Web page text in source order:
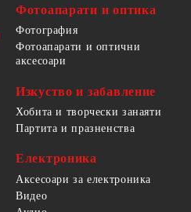
Фотоапарати и оптика
Фотография
Фотоапарати и оптични
аксесоари
Изкуство и забавление
Хобита и творчески занаяти
Партита и празненства
Електроника
Аксесоари за електроника
Видео